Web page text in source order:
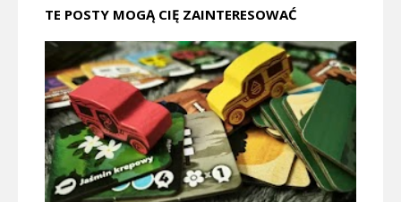
TE POSTY MOGĄ CIĘ ZAINTERESOWAĆ